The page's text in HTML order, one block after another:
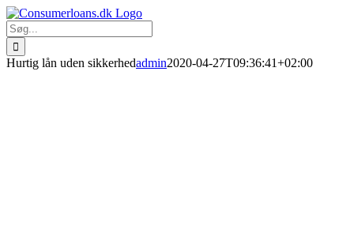
Skip
to
content
Søg
efter:
Hurtig lån uden sikkerhedadmin2020-04-27T09:36:41+02:00